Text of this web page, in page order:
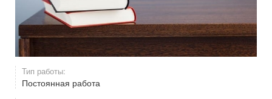
Тип работы:
Постоянная работа